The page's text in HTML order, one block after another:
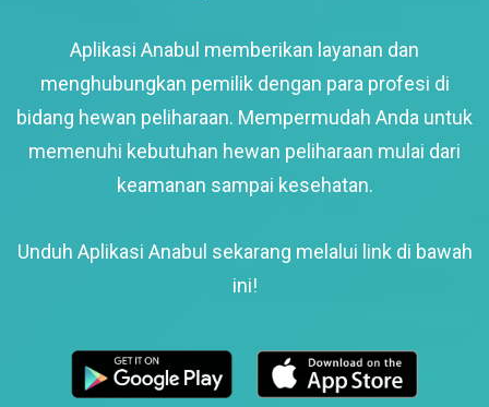
Aplikasi Anabul memberikan layanan dan
menghubungkan pemilik dengan para profesi di
bidang hewan peliharaan. Mempermudah Anda untuk
memenuhi kebutuhan hewan peliharaan mulai dari
keamanan sampai kesehatan.
Unduh Aplikasi Anabul sekarang melalui link di bawah
ini!